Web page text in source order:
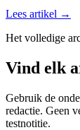
Lees artikel →
Het volledige
Vind elk
Gebruik de
redactie. Geen
testnotitie.